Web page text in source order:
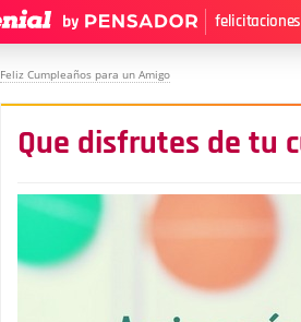
Feliz Cumpleaños para un Amigo
Que disfrutes de tu